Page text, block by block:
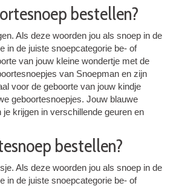
bestellen?
Als deze woorden jou als snoep in de
in de juiste snoepcategorie be- of
van jouw kleine wondertje met de
van Snoepman en zijn
voor de geboorte van jouw kindje
geboortesnoepjes. Jouw blauwe
krijgen in verschillende geuren en
bestellen?
Als deze woorden jou als snoep in de
in de juiste snoepcategorie be- of